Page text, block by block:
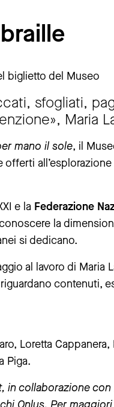
biglietto del Museo
sfogliati,
Maria
mano il sole, il
e la Federazione
la
si dedicano.
al lavoro di Maria
contenuti,
Loretta
Piga.
collaborazione con